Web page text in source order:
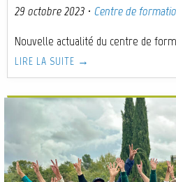
29 octobre 2023 · Centre de
Nouvelle actualité du centre de
LIRE LA SUITE →